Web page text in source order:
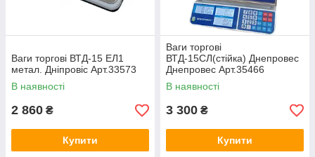
Ваги торгові ВТД-15 ЕЛ1
метал. Дніпровіс Арт.33573
В наявності
2 860 ₴
Купити
Ваги торгові
ВТД-15СЛ(стійка) Днепровес
Днепровес Арт.35466
В наявності
3 300 ₴
Купити